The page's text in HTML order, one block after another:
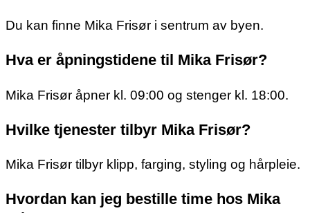
Du kan finne Mika Frisør i sentrum av byen.
Hva er åpningstidene til Mika Frisør?
Mika Frisør åpner kl. 09:00 og stenger kl. 18:00.
Hvilke tjenester tilbyr Mika Frisør?
Mika Frisør tilbyr klipp, farging, styling og hårpleie.
Hvordan kan jeg bestille time hos Mika